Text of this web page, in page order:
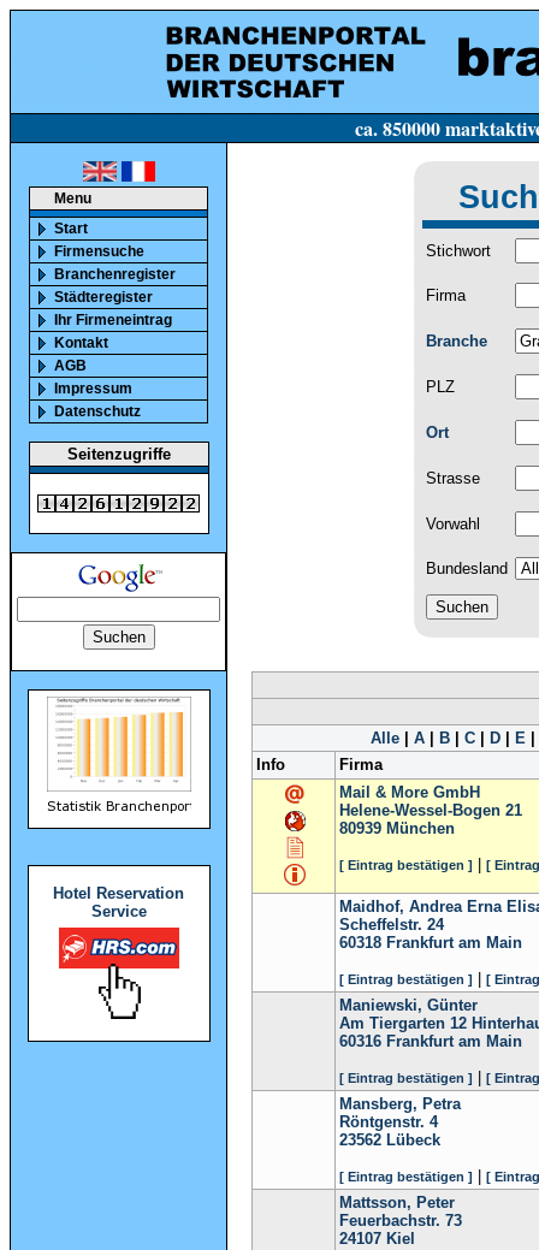
ca. 850000 marktaktive Firmen in
Menu
Start
Firmensuche
Branchenregister
Städteregister
Ihr Firmeneintrag
Kontakt
AGB
Impressum
Datenschutz
Seitenzugriffe
Hotel Reservation
Service
Stichwort
Firma
Branche
PLZ
Ort
Strasse
Vorwahl
Bundesland
Alle| A| B| C| D| E|
Info
Firma
Mail & More GmbH
Helene-Wessel-Bogen 21
80939 München
[ Eintrag bestätigen ] [
Maidhof, Andrea Erna
Scheffelstr. 24
60318 Frankfurt am Main
[ Eintrag bestätigen ] [
Maniewski, Günter
Am Tiergarten 12
60316 Frankfurt am Main
[ Eintrag bestätigen ] [
Mansberg, Petra
Röntgenstr. 4
23562 Lübeck
[ Eintrag bestätigen ] [
Mattsson, Peter
Feuerbachstr. 73
24107 Kiel